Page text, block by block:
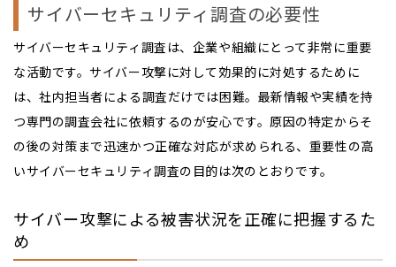
サイバーセキュリティ調査の必要性
サイバーセキュリティ調査は、企業や組織にとって非常に重要
な活動です。サイバー攻撃に対して効果的に対処するために
は、社内担当者による調査だけでは困難。最新情報や実績を持
つ専門の調査会社に依頼するのが安心です。原因の特定からそ
の後の対策まで迅速かつ正確な対応が求められる、重要性の高
いサイバーセキュリティ調査の目的は次のとおりです。
サイバー攻撃による被害状況を正確に把握するた
め